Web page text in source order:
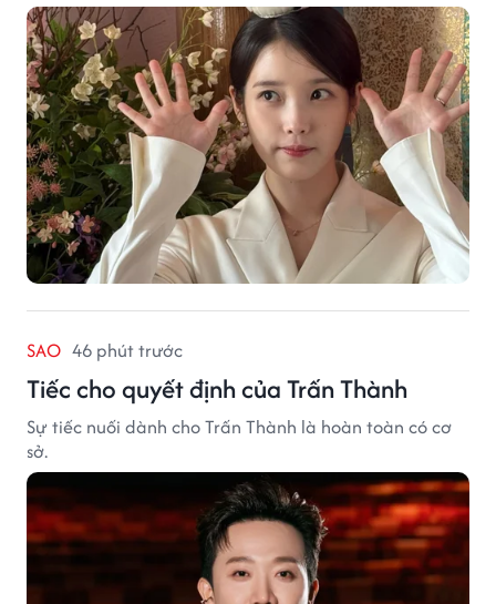
SAO 46 phút trước
Tiếc cho quyết định của Trấn Thành
Sự tiếc nuối dành cho Trấn Thành là hoàn toàn có cơ
sở.